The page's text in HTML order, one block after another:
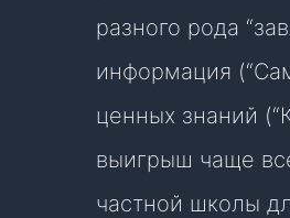
разного рода
информация
ценных знаний
выигрыш чаще
частной школы